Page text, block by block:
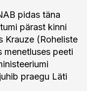
pidas täna
pärast kinni
Krauze (Roheliste
menetluses peeti
praegu Läti